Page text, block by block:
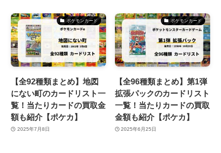
ポケモンカード
【全92種類まとめ】地図
にない町のカードリスト一
覧！当たりカードの買取金
額も紹介【ポケカ】
2025年7月8日
ポケモンカード
【全96種類まとめ】第1弾
拡張パックのカードリスト
一覧！当たりカードの買取
金額も紹介【ポケカ】
2025年6月25日